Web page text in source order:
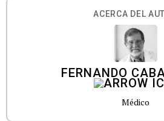
ACERCA DEL
FERNANDO
Médico